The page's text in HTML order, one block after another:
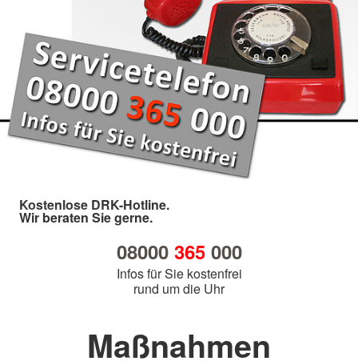
Kostenlose DRK-Hotline.
Wir beraten Sie gerne.
08000 365000
Infos für Sie kostenfrei
rund um die Uhr
Maßnahmen